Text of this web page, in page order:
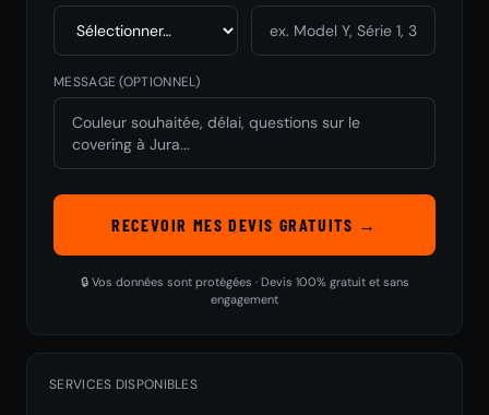
MESSAGE (OPTIONNEL)
RECEVOIR MES DEVIS GRATUITS →
🔒 Vos données sont protégées · Devis 100% gratuit et sans
engagement
SERVICES DISPONIBLES